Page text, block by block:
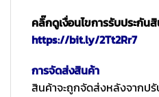
คลิ๊กดูเงื่อนไขการรับประกัน
https://bit.ly/2Tt2Rr7
การจัดส่งสินค้า
สินค้าจะถูกจัดส่งหลังจากปรั